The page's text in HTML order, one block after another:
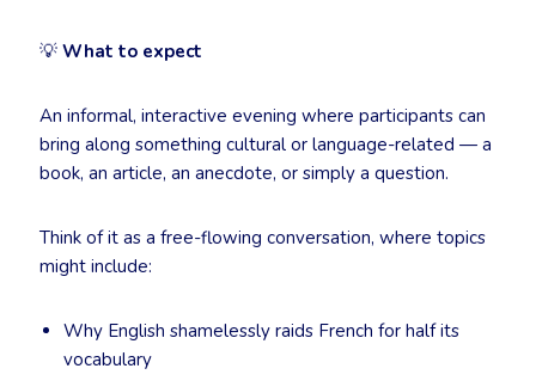
💡 What to expect
An informal, interactive evening where participants can
bring along something cultural or language-related — a
book, an article, an anecdote, or simply a question.
Think of it as a free-flowing conversation, where topics
might include:
Why English shamelessly raids French for half its
vocabulary